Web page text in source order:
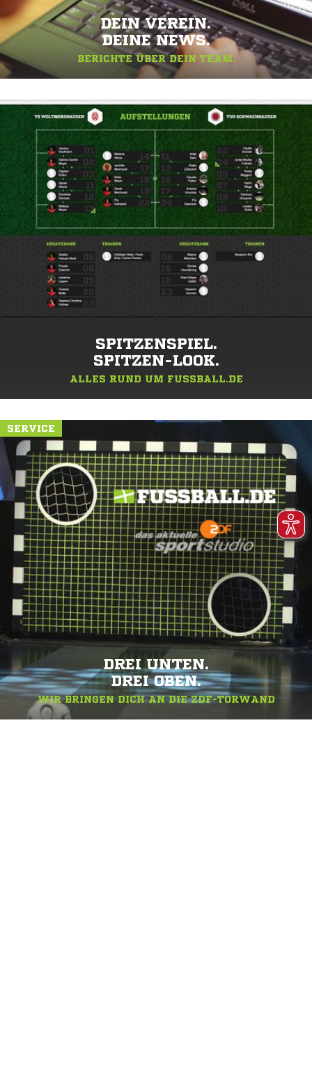
DEIN VEREIN.
DEINE NEWS.
BERICHTE ÜBER DEIN TEAM.
SPITZENSPIEL.
SPITZEN-LOOK.
ALLES RUND UM FUSSBALL.DE
SERVICE
DREI UNTEN.
DREI OBEN.
WIR BRINGEN DICH AN DIE ZDF-TORWAND